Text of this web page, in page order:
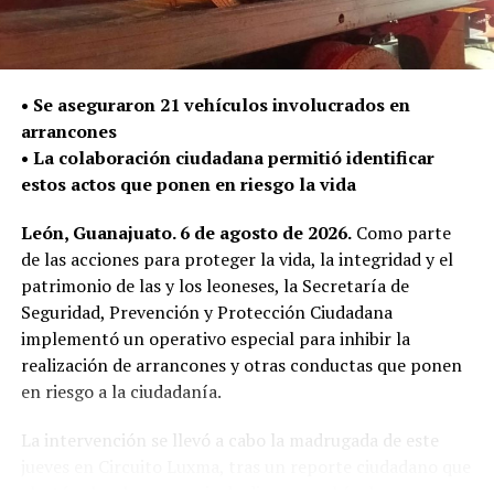
municipio; de estas, 16 fueron armas largas de uso
La Secretaría de Seguridad, Prevención y Protección
Ciudadana continúa con el despliegue policial en las
calles para detectar y retirar armas de fuego que puedan
ser utilizadas en la comisión de delitos y atender de
•⁠ ⁠Se aseguraron 21 vehículos involucrados en
arrancones
•⁠ ⁠La colaboración ciudadana permitió identificar
estos actos que ponen en riesgo la vida
León, Guanajuato. 6 de agosto de 2026.Como parte
de las acciones para proteger la vida, la integridad y el
patrimonio de las y los leoneses, la Secretaría de
Seguridad, Prevención y Protección Ciudadana
implementó un operativo especial para inhibir la
realización de arrancones y otras conductas que ponen
en riesgo a la ciudadanía.
La intervención se llevó a cabo la madrugada de este